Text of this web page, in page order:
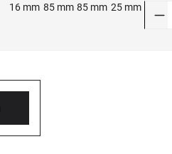
16 mm 85 mm 85 mm 25 mm